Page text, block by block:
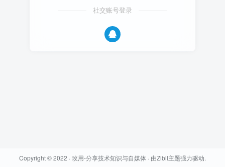
社交账号登录
Copyright © 2022 · 玫用-分享技术知识与自媒体 · 由Zibll主题强力驱动.